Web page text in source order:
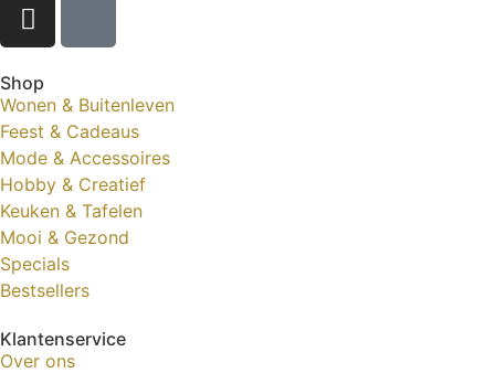
Shop
Wonen & Buitenleven
Feest & Cadeaus
Mode & Accessoires
Hobby & Creatief
Keuken & Tafelen
Mooi & Gezond
Specials
Bestsellers
Klantenservice
Over ons